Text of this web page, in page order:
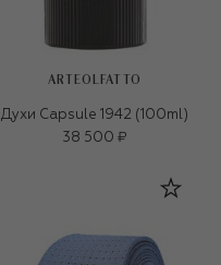
ARTEOLFATTO
Духи Capsule 1942 (100ml)
38 500 ₽